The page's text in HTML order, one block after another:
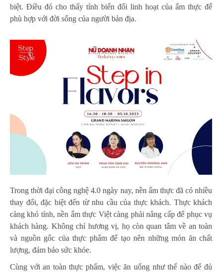
biệt. Điều đó cho thấy tính biến đổi linh hoạt của ẩm thực để
phù hợp với đời sống của người bản địa.
Trong thời đại công nghệ 4.0 ngày nay, nền ẩm thực đã có nhiều
thay đổi, đặc biệt đến từ nhu cầu của thực khách. Thực khách
càng khó tính, nền ẩm thực Việt càng phải nâng cấp để phục vụ
khách hàng. Không chỉ hương vị, họ còn quan tâm về an toàn
và nguồn gốc của thực phẩm để tạo nên những món ăn chất
lượng, đảm bảo sức khỏe.
Cùng với an toàn thực phẩm, việc ăn uống như thế nào để đủ